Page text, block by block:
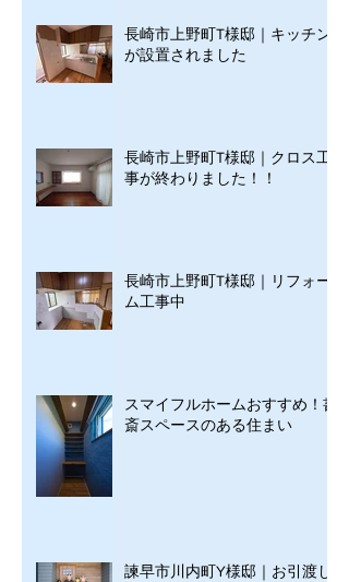
長崎市上野町T様邸｜キッチン
が設置されました
長崎市上野町T様邸｜クロス工
事が終わりました！！
長崎市上野町T様邸｜リフォー
ム工事中
スマイフルホームおすすめ！書
斎スペースのある住まい
諫早市川内町Y様邸｜お引渡し